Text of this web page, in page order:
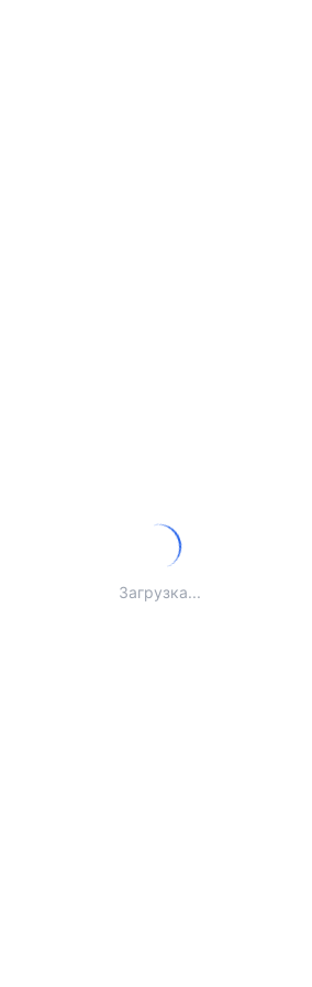
Загрузка...